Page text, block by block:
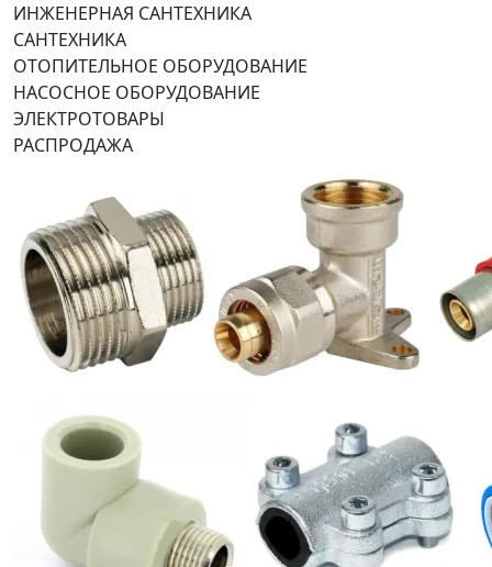
ИНЖЕНЕРНАЯ САНТЕХНИКА
САНТЕХНИКА
ОТОПИТЕЛЬНОЕ ОБОРУДОВАНИЕ
НАСОСНОЕ ОБОРУДОВАНИЕ
ЭЛЕКТРОТОВАРЫ
РАСПРОДАЖА